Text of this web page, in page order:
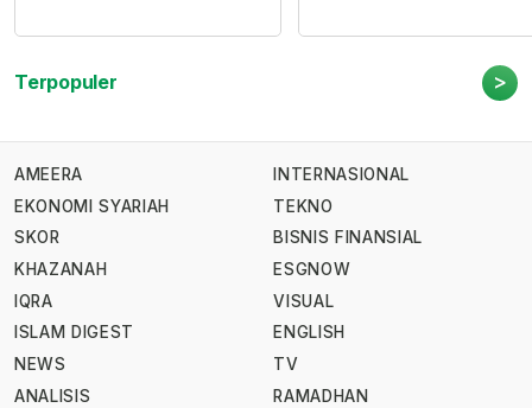
Terpopuler >
AMEERA
EKONOMI SYARIAH
SKOR
KHAZANAH
IQRA
ISLAM DIGEST
NEWS
ANALISIS
INTERNASIONAL
TEKNO
BISNIS FINANSIAL
ESGNOW
VISUAL
ENGLISH
TV
RAMADHAN